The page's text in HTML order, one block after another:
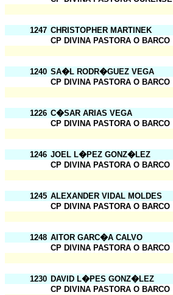
1247 CHRISTOPHER MARTINEK
CP DIVINA PASTORA O BARCO
1240 SA�L RODR�GUEZ VEGA
CP DIVINA PASTORA O BARCO
1226 C�SAR ARIAS VEGA
CP DIVINA PASTORA O BARCO
1246 JOEL L�PEZ GONZ�LEZ
CP DIVINA PASTORA O BARCO
1245 ALEXANDER VIDAL MOLDES
CP DIVINA PASTORA O BARCO
1248 AITOR GARC�A CALVO
CP DIVINA PASTORA O BARCO
1230 DAVID L�PES GONZ�LEZ
CP DIVINA PASTORA O BARCO